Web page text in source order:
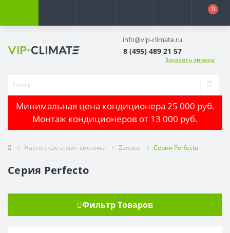
0
info@vip-climate.ru
8 (495) 489 21 57
Заказать звонок
Минимальная цена кондиционера 25 000 руб.
Монтаж кондиционеров от 13 000 руб.
Настенные сплит-системы Zanussi Серия Perfecto
Серия Perfecto
Фильтр Товаров